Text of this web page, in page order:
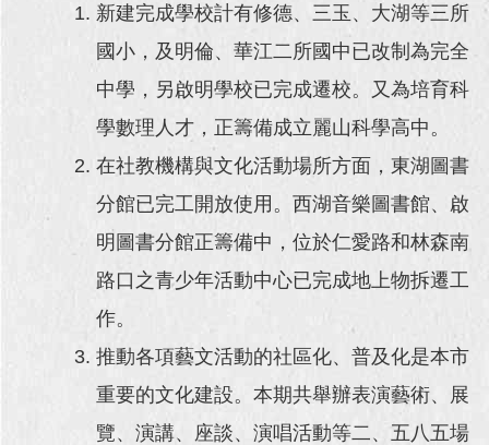
新建完成學校計有修德、三玉、大湖等三所
國小，及明倫、華江二所國中已改制為完全
中學，另啟明學校已完成遷校。又為培育科
學數理人才，正籌備成立麗山科學高中。
在社教機構與文化活動場所方面，東湖圖書
分館已完工開放使用。西湖音樂圖書館、啟
明圖書分館正籌備中，位於仁愛路和林森南
路口之青少年活動中心已完成地上物拆遷工
作。
推動各項藝文活動的社區化、普及化是本市
重要的文化建設。本期共舉辦表演藝術、展
覽、演講、座談、演唱活動等二、五八五場